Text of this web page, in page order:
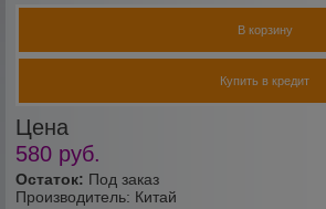
Остаток: Под заказ
Производитель: Китай
Цена
580 руб.
В корзину
Купить в кредит